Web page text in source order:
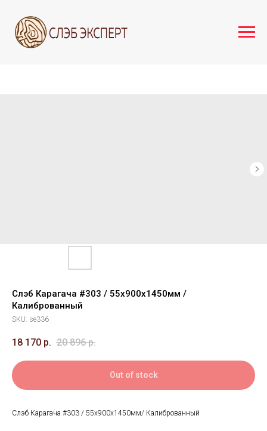
Слэб Карагача #303 / 55х900х1450мм /
Калиброванный
SKU: se336
18 170 р. 20 896 р.
Out of stock
Слэб Карагача #303 / 55х900х1450мм/ Калиброванный